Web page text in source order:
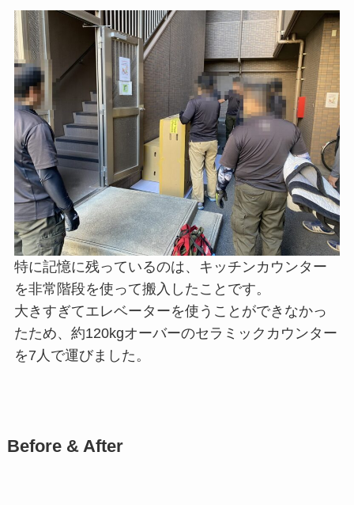
特に記憶に残っているのは、キッチンカウンター
を非常階段を使って搬入したことです。
大きすぎてエレベーターを使うことができなかっ
たため、約120kgオーバーのセラミックカウンター
を7人で運びました。
Before & After